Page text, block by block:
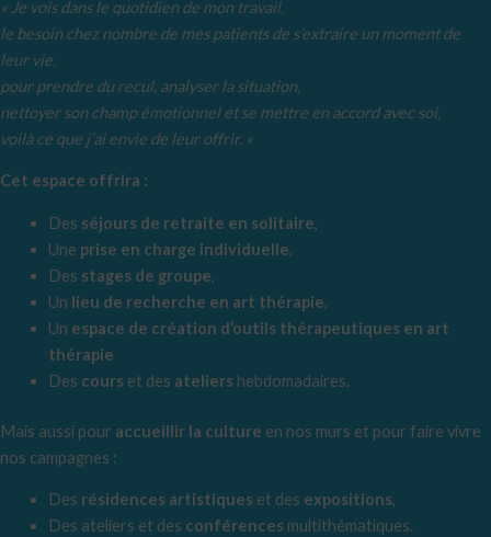
« Je vois dans le quotidien de mon travail,
le besoin chez nombre de mes patients de s’extraire un moment de
leur vie,
pour prendre du recul, analyser la situation,
nettoyer son champ émotionnel et se mettre en accord avec soi,
voilà ce que j’ai envie de leur offrir. »
Cet espace offrira :
Des séjours de retraite en solitaire,
Une prise en charge individuelle,
Des stages de groupe,
Un lieu de recherche en art thérapie,
Un espace de création d’outils thérapeutiques en art
thérapie
Des courset des ateliershebdomadaires.
Mais aussi pour accueillir la culture en nos murs et pour faire vivre
nos campagnes :
Des résidences artistiqueset des expositions,
Des ateliers et des conférencesmultithématiques.